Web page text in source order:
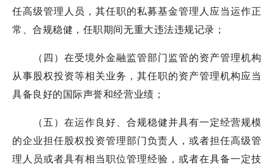
任高级管理人员，其任职的私募基金管理人应当运作正
常、合规稳健，任职期间无重大违法违规记录；
（四）在受境外金融监管部门监管的资产管理机构
从事股权投资等相关业务，其任职的资产管理机构应当
具备良好的国际声誉和经营业绩；
（五）在运作良好、合规稳健并具有一定经营规模
的企业担任股权投资管理部门负责人，或者担任高级管
理人员或者具有相当职位管理经验，或者在具备一定技